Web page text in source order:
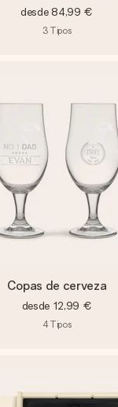
desde 84,99 €
3 Tipos
Copas de cerveza
desde 12,99 €
4Tipos